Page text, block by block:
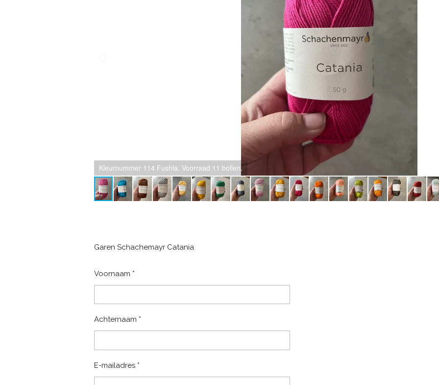
Kleurnummer 114 Fushia. Voorraad 11 bollen.
Garen Schachemayr Catania
Voornaam *
Achternaam *
E-mailadres *